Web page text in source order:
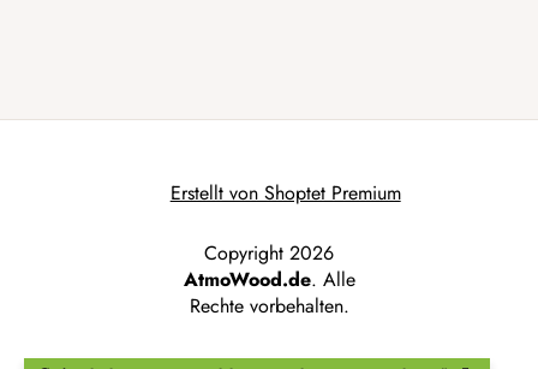
Erstellt von Shoptet Premium
Copyright 2026
AtmoWood.de. Alle
Rechte vorbehalten.